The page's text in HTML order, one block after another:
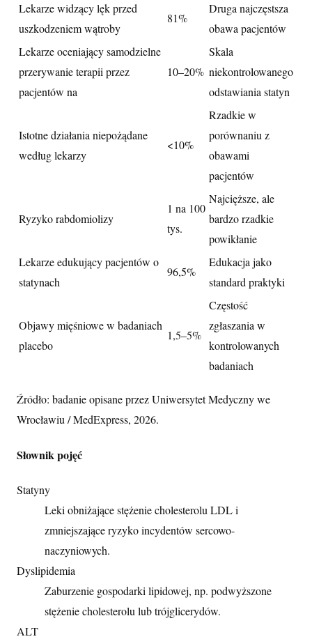
Lekarze widzący lęk przed
uszkodzeniem wątroby
81%
Druga najczęstsza
obawa pacjentów
Lekarze oceniający samodzielne
przerywanie terapii przez
pacjentów na
10–20%
Skala
niekontrolowanego
odstawiania statyn
Istotne działania niepożądane
według lekarzy
<10%
Rzadkie w
porównaniu z
obawami
pacjentów
Ryzyko rabdomiolizy
1 na 100
tys.
Najcięższe, ale
bardzo rzadkie
powikłanie
Lekarze edukujący pacjentów o
statynach
96,5%
Edukacja jako
standard praktyki
Objawy mięśniowe w badaniach
placebo
1,5–5%
Częstość
zgłaszania w
kontrolowanych
badaniach
Źródło: badanie opisane przez Uniwersytet Medyczny we
Wrocławiu / MedExpress, 2026.
Słownik pojęć
Statyny
Leki obniżające stężenie cholesterolu LDL i
zmniejszające ryzyko incydentów sercowo-
naczyniowych.
Dyslipidemia
Zaburzenie gospodarki lipidowej, np. podwyższone
stężenie cholesterolu lub trójglicerydów.
ALT